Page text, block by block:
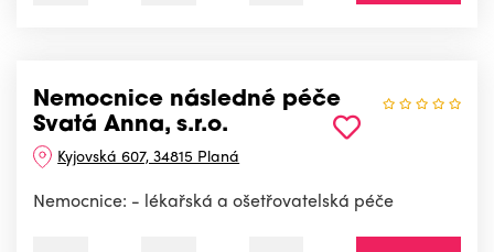
Nemocnice následné péče
Svatá Anna, s.r.o.
Kyjovská 607, 34815 Planá
Nemocnice: - lékařská a ošetřovatelská péče